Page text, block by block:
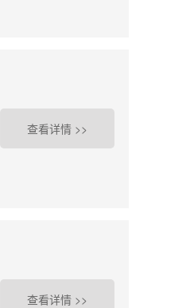
查看详情 >>
查看详情 >>